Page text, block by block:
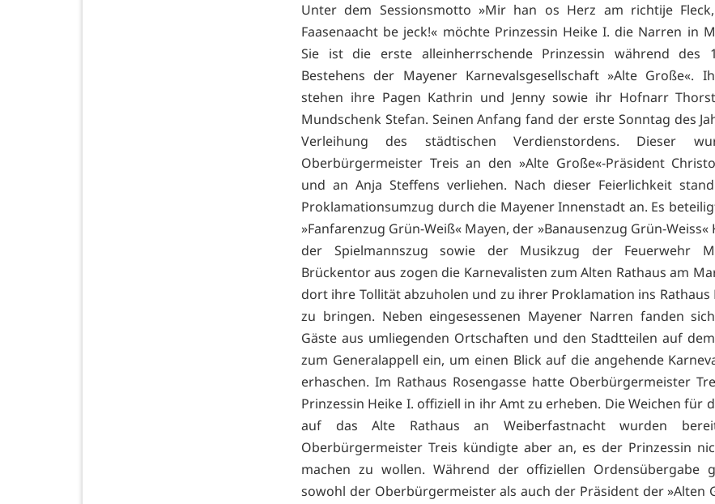
Unter dem Sessionsmotto »Mir han os Herz am richtije
Faasenaacht be jeck!« möchte Prinzessin Heike I. die Narren in
Sie ist die erste alleinherrschende Prinzessin während des
Bestehens der Mayener Karnevalsgesellschaft »Alte Große«.
stehen ihre Pagen Kathrin und Jenny sowie ihr Hofnarr
Mundschenk Stefan. Seinen Anfang fand der erste Sonntag des
Verleihung des städtischen Verdienstordens. Dieser
Oberbürgermeister Treis an den »Alte Große«-Präsident
und an Anja Steffens verliehen. Nach dieser Feierlichkeit
Proklamationsumzug durch die Mayener Innenstadt an. Es
»Fanfarenzug Grün-Weiß« Mayen, der »Banausenzug Grün-
der Spielmannszug sowie der Musikzug der Feuerwehr
Brückentor aus zogen die Karnevalisten zum Alten Rathaus am
dort ihre Tollität abzuholen und zu ihrer Proklamation ins Rathaus
zu bringen. Neben eingesessenen Mayener Narren fanden
Gäste aus umliegenden Ortschaften und den Stadtteilen auf
zum Generalappell ein, um einen Blick auf die angehende
erhaschen. Im Rathaus Rosengasse hatte Oberbürgermeister
Prinzessin Heike I. offiziell in ihr Amt zu erheben. Die Weichen für
auf das Alte Rathaus an Weiberfastnacht wurden
Oberbürgermeister Treis kündigte aber an, es der Prinzessin
machen zu wollen. Während der offiziellen Ordensübergabe
sowohl der Oberbürgermeister als auch der Präsident der »Alten